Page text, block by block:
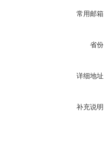
常用邮箱
省份
详细地址
补充说明